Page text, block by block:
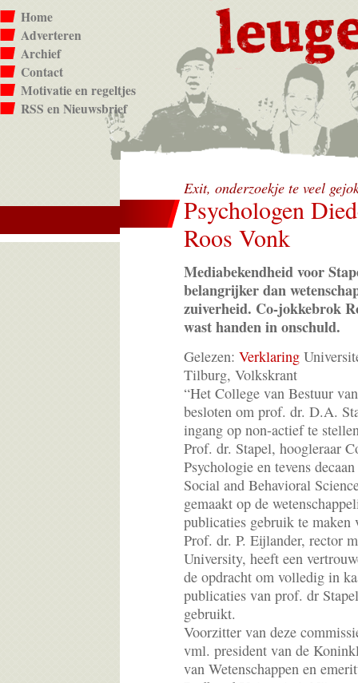
Home
Adverteren
Archief
Contact
Motivatie en regeltjes
RSS en Nieuwsbrief
Exit, onderzoekje te veel
Psychologen
Roos Vonk
Mediabekendheid voor
belangrijker dan
zuiverheid. Co-jokkebrok
wast handen in onschuld.
Gelezen: Verklaring
Tilburg, Volkskrant
“Het College van Bestuur
besloten om prof. dr. D.A.
ingang op non-actief te
Prof. dr. Stapel, hoogleraar
Psychologie en tevens
Social and Behavioral
gemaakt op de
publicaties gebruik te maken
Prof. dr. P. Eijlander, rector
University, heeft een
de opdracht om volledig in
publicaties van prof. dr
gebruikt.
Voorzitter van deze
vml. president van de
van Wetenschappen en